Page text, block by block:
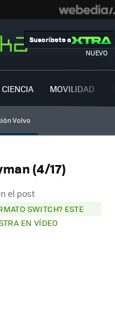
NUEVO
Suscríbete a
CIENCIA MOVILIDAD
Volvo
(4/17)
el post
SWITCH? ESTE
EN VÍDEO